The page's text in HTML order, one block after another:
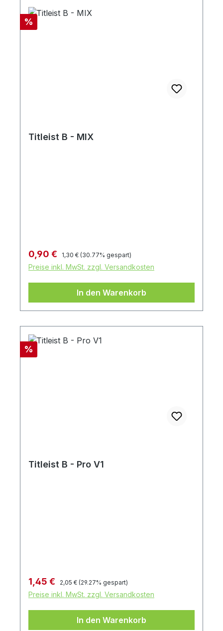
Rabatt
%
Titleist B - MIX
Verkaufspreis:
0,90 € Regulärer Preis:
1,30 € (30.77% gespart)
Preise inkl. MwSt. zzgl. Versandkosten
In den Warenkorb
Rabatt
%
Titleist B - Pro V1
Verkaufspreis:
1,45 € Regulärer Preis:
2,05 € (29.27% gespart)
Preise inkl. MwSt. zzgl. Versandkosten
In den Warenkorb